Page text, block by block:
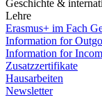
Geschichte &
Lehre
Erasmus+ im Fach
Information for
Information for
Zusatzzertifikate
Hausarbeiten
Newsletter